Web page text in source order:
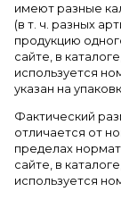
имеют разные
(в т. ч. разных
продукцию
сайте, в
используется
указан на
Фактический
отличается от
пределах
сайте, в
используется